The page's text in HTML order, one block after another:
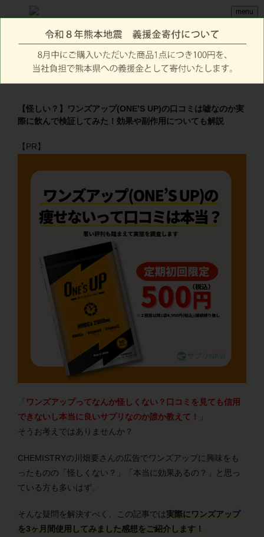
menu
【怪しい？】ワンズアップ(ONE’S UP)の口コミは嘘なのか実
際に飲んで検証してみた！効果や副作用についても解説
【PR】
ワンズアップってなんか怪しくない？口コミを見ても信用
できないし本当に良いサプリなのか誰か教えて！
そうお考えではありませんか？
CHEMISTRYの川畑要さんの広告でワンズアップに興味をも
ったものの「怪しくない？」「本当に効果あるの？」と思っ
ている方も多いはず。
そんな疑問を解決すべく、この記事では実際にワンズアップ
を3ヶ月間使用してみました感想をご紹介します！